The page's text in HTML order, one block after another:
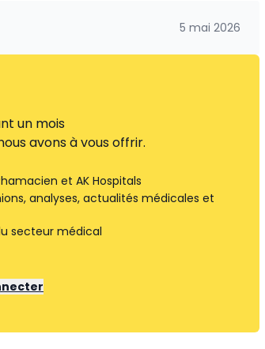
5 mai 2026
un mois
avons à vous offrir.
et AK Hospitals
analyses, actualités médicales et
secteur médical